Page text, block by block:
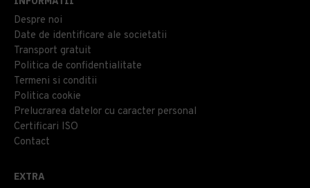
Despre noi
Date de identificare ale societatii
Transport gratuit
Politica de confidentialitate
Termeni si conditii
Politica cookie
Prelucrarea datelor cu caracter personal
Certificari ISO
Contact
EXTRA